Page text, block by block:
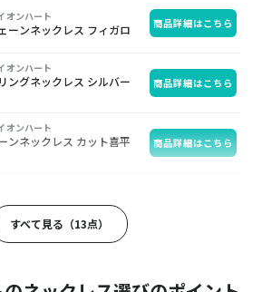
オンハート
ーンネックレス フィガロ 商品詳細はこちら
オンハート
ングネックレス シルバー
商品詳細はこちら
オンハート
ンネックレス カット喜平
商品詳細はこちら
オネックレス シルバー925
オンハート
すべて見る（13点）